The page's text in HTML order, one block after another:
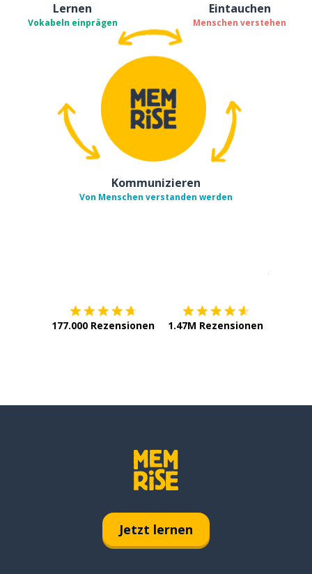
Lernen
Vokabeln einprägen
Eintauchen
Menschen verstehen
Kommunizieren
Von Menschen verstanden werden
177.000 Rezensionen 1.47M Rezensionen
Jetzt lernen